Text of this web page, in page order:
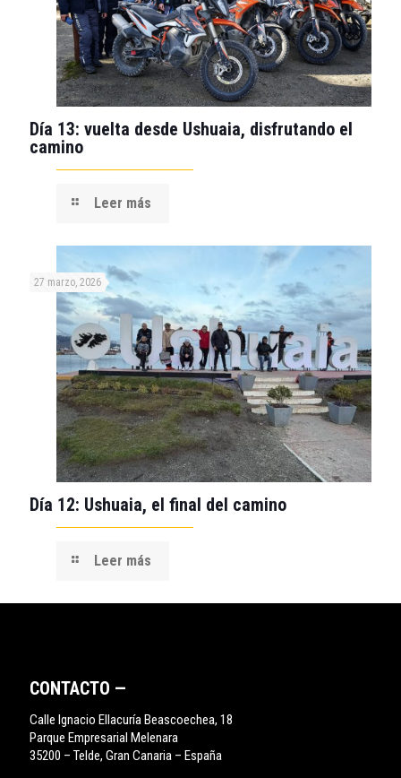
Día 13: vuelta desde Ushuaia, disfrutando el
camino
Leer más
27 marzo, 2026
Día 12: Ushuaia, el final del camino
Leer más
CONTACTO —
Calle Ignacio Ellacuría Beascoechea, 18
Parque Empresarial Melenara
35200 – Telde, Gran Canaria – España